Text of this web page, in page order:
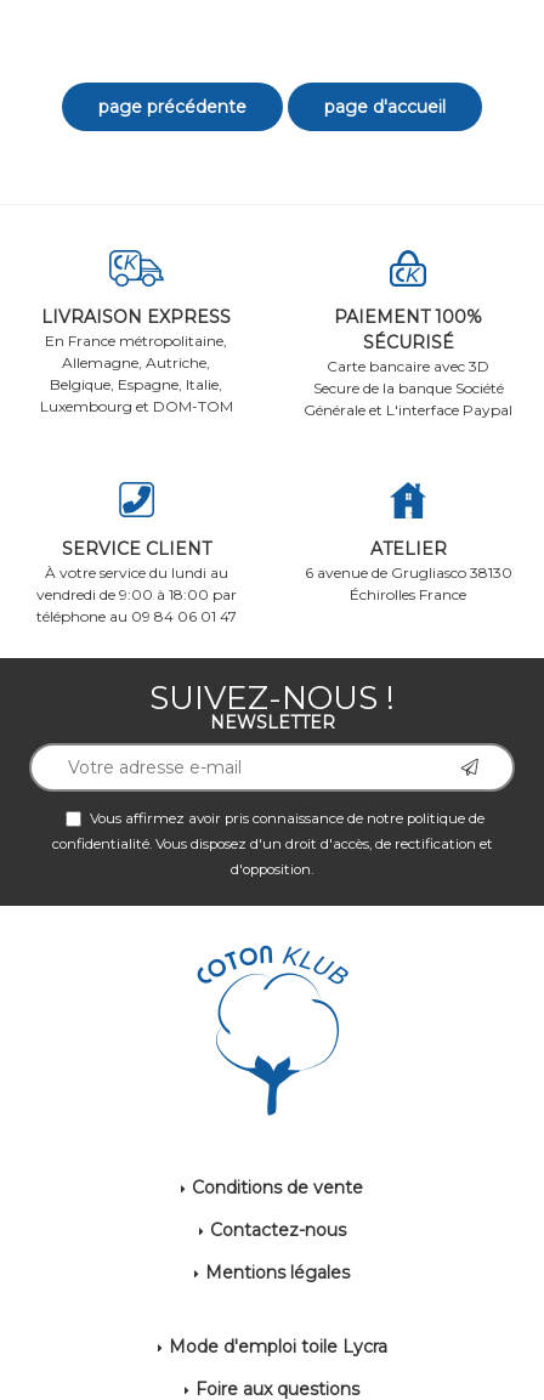
LIVRAISON EXPRESS
En France métropolitaine,
Allemagne, Autriche,
Belgique, Espagne, Italie,
Luxembourg et DOM-TOM
PAIEMENT 100%
SÉCURISÉ
Carte bancaire avec 3D
Secure de la banque Société
Générale et L'interface Paypal
SERVICE CLIENT
À votre service du lundi au
vendredi de 9:00 à 18:00 par
téléphone au 09 84 06 01 47
ATELIER
6 avenue de Grugliasco 38130
Échirolles France
SUIVEZ-NOUS !
NEWSLETTER
Vous affirmez avoir pris connaissance de notre politique de
confidentialité. Vous disposez d'un droit d'accès, de rectification et
d'opposition.
Conditions de vente
Contactez-nous
Mentions légales
Mode d'emploi toile Lycra
Foire aux questions